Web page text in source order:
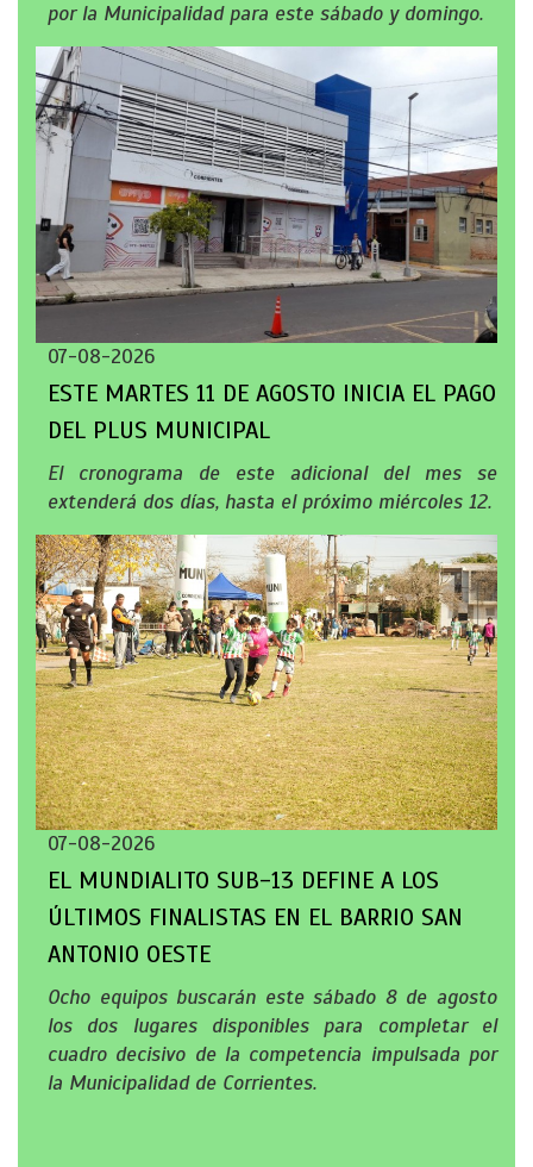
por la Municipalidad para este sábado y domingo.
07-08-2026
ESTE MARTES 11 DE AGOSTO INICIA EL PAGO
DEL PLUS MUNICIPAL
El cronograma de este adicional del mes se
extenderá dos días, hasta el próximo miércoles 12.
07-08-2026
EL MUNDIALITO SUB-13 DEFINE A LOS
ÚLTIMOS FINALISTAS EN EL BARRIO SAN
ANTONIO OESTE
Ocho equipos buscarán este sábado 8 de agosto
los dos lugares disponibles para completar el
cuadro decisivo de la competencia impulsada por
la Municipalidad de Corrientes.